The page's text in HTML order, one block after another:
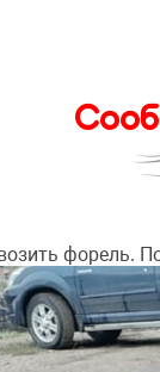
форель.